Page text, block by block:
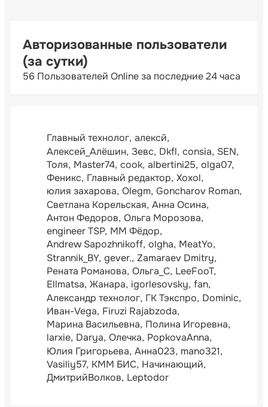
Авторизованные пользователи
(за сутки)
56 Пользователей Online за последние 24 часа
Главный технолог алексй
Алексей_Алёшин Зевс Dkfl consia SEN
Толя Master74 cook albertini25 olga07
Феникс Главный редактор Xoxol
юлия захарова Olegm Goncharov Roman
Светлана Корельская Анна Осина
Антон Федоров Ольга Морозова
engineer TSP ММ Фёдор
Andrew Sapozhnikoff olgha MeatYo
Strannik_BY gever. Zamaraev Dmitry
Рената Романова Ольга_С LeeFooT
Ellmatsa Жанара igorlesovsky fan
Александр технолог ГК Тэкспро Dominic
Иван-Vega Firuzi Rajabzoda
Марина Васильевна Полина Игоревна
larxie Darya Олечка PopkovaAnna
Юлия Григорьева Анна023 mano321
Vasiliy57 КММ БИС Начинающий
ДмитрийВолков Leptodor